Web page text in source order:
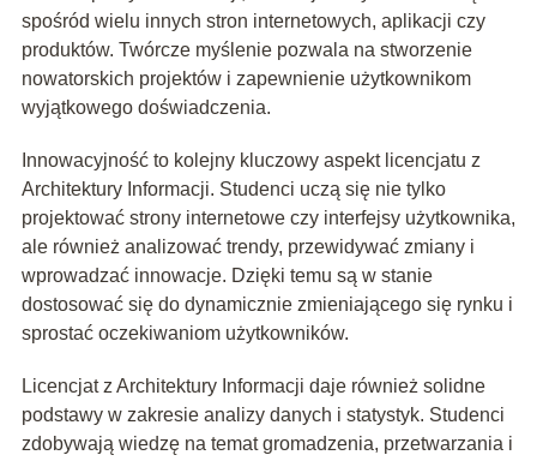
spośród wielu innych stron internetowych, aplikacji czy
produktów. Twórcze myślenie pozwala na stworzenie
nowatorskich projektów i zapewnienie użytkownikom
wyjątkowego doświadczenia.
Innowacyjność to kolejny kluczowy aspekt licencjatu z
Architektury Informacji. Studenci uczą się nie tylko
projektować strony internetowe czy interfejsy użytkownika,
ale również analizować trendy, przewidywać zmiany i
wprowadzać innowacje. Dzięki temu są w stanie
dostosować się do dynamicznie zmieniającego się rynku i
sprostać oczekiwaniom użytkowników.
Licencjat z Architektury Informacji daje również solidne
podstawy w zakresie analizy danych i statystyk. Studenci
zdobywają wiedzę na temat gromadzenia, przetwarzania i